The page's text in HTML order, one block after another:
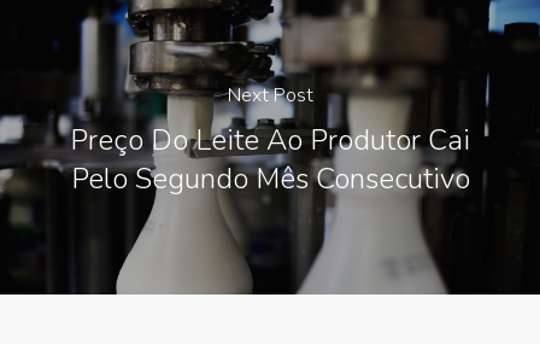
Next Post
Preço Do Leite Ao Produtor Cai
Pelo Segundo Mês Consecutivo